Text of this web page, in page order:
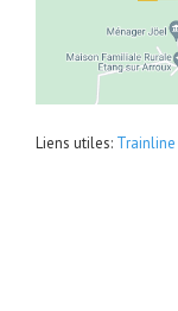
Liens utiles: Trainline